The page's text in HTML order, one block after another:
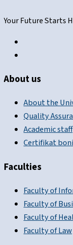
Your Future Starts
About us
About the
Quality
Academic staff
Certifikat
Faculties
Faculty of
Faculty of
Faculty of
Faculty of Law